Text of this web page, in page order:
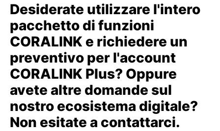
Desiderate utilizzare l'intero
pacchetto di funzioni
CORALINK e richiedere un
preventivo per l'account
CORALINK Plus? Oppure
avete altre domande sul
nostro ecosistema digitale?
Non esitate a contattarci.